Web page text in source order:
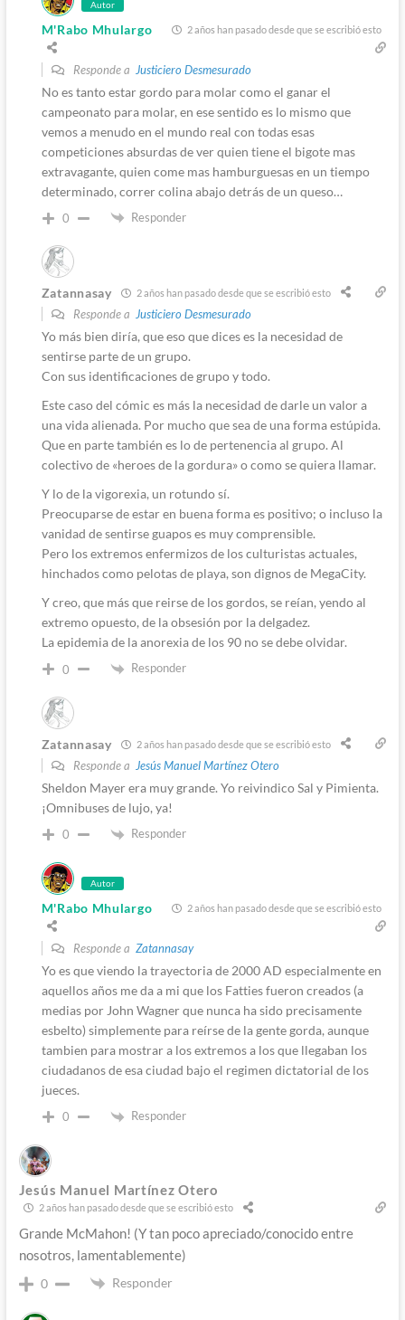
Autor
M'Rabo Mhulargo 2 años han pasado desde que se escribió esto
Responde a Justiciero Desmesurado
No es tanto estar gordo para molar como el ganar el
campeonato para molar, en ese sentido es lo mismo que
vemos a menudo en el mundo real con todas esas
competiciones absurdas de ver quien tiene el bigote mas
extravagante, quien come mas hamburguesas en un tiempo
determinado, correr colina abajo detrás de un queso…
0 Responder
Zatannasay 2 años han pasado desde que se escribió esto
Responde a Justiciero Desmesurado
Yo más bien diría, que eso que dices es la necesidad de
sentirse parte de un grupo.
Con sus identificaciones de grupo y todo.
Este caso del cómic es más la necesidad de darle un valor a
una vida alienada. Por mucho que sea de una forma estúpida.
Que en parte también es lo de pertenencia al grupo. Al
colectivo de «heroes de la gordura» o como se quiera llamar.
Y lo de la vigorexia, un rotundo sí.
Preocuparse de estar en buena forma es positivo; o incluso la
vanidad de sentirse guapos es muy comprensible.
Pero los extremos enfermizos de los culturistas actuales,
hinchados como pelotas de playa, son dignos de MegaCity.
Y creo, que más que reirse de los gordos, se reían, yendo al
extremo opuesto, de la obsesión por la delgadez.
La epidemia de la anorexia de los 90 no se debe olvidar.
0 Responder
Zatannasay 2 años han pasado desde que se escribió esto
Responde a Jesús Manuel Martínez Otero
Sheldon Mayer era muy grande. Yo reivindico Sal y Pimienta.
¡Omnibuses de lujo, ya!
0 Responder
Autor
M'Rabo Mhulargo 2 años han pasado desde que se escribió esto
Responde a Zatannasay
Yo es que viendo la trayectoria de 2000 AD especialmente en
aquellos años me da a mi que los Fatties fueron creados (a
medias por John Wagner que nunca ha sido precisamente
esbelto) simplemente para reírse de la gente gorda, aunque
tambien para mostrar a los extremos a los que llegaban los
ciudadanos de esa ciudad bajo el regimen dictatorial de los
jueces.
0 Responder
Jesús Manuel Martínez Otero
2 años han pasado desde que se escribió esto
Grande McMahon! (Y tan poco apreciado/conocido entre
nosotros, lamentablemente)
0 Responder